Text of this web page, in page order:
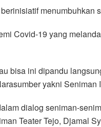
menumbuhkan
Covid-19 yang
bisa ini dipandu
yakni
dialog seniman-
Teater Tejo, Djamal